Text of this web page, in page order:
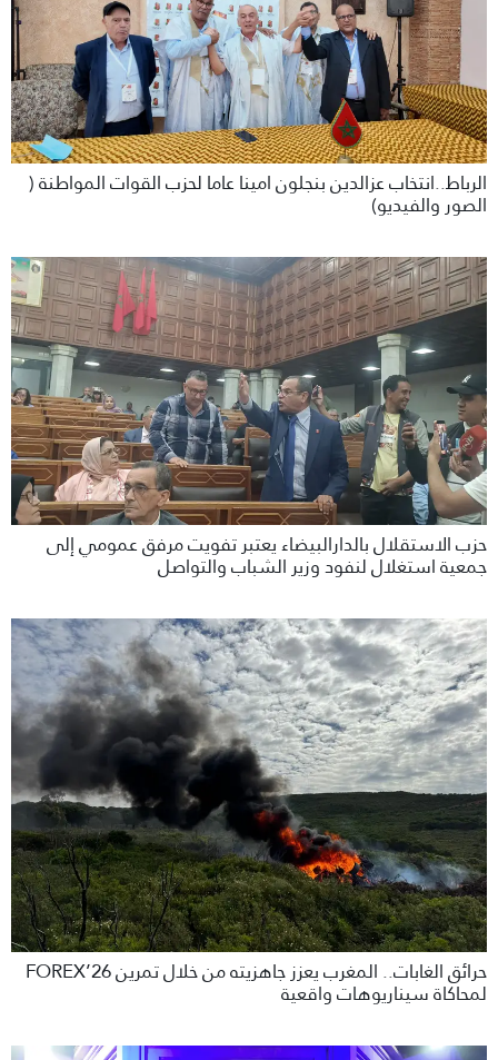
الرباط..انتخاب عزالدين بنجلون امينا عاما لحزب القوات المواطنة (
الصور والفيديو)
حزب الاستقلال بالدارالبيضاء يعتبر تفويت مرفق عمومي إلى
جمعية استغلال لنفود وزير الشباب والتواصل
حرائق الغابات.. المغرب يعزز جاهزيته من خلال تمرين FOREX’26
لمحاكاة سيناريوهات واقعية